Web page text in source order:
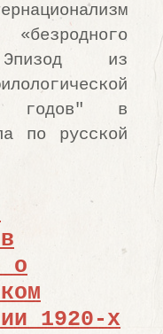
Эпизод из
х годов" в
по русской
о
1920-х